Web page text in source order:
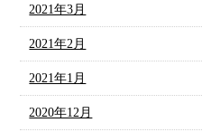
2021年3月
2021年2月
2021年1月
2020年12月